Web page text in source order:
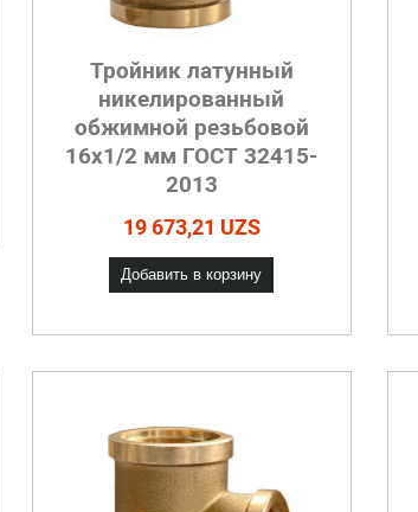
Тройник латунный
никелированный
обжимной резьбовой
16х1/2 мм ГОСТ 32415-
2013
19 673,21 UZS
Добавить в корзину